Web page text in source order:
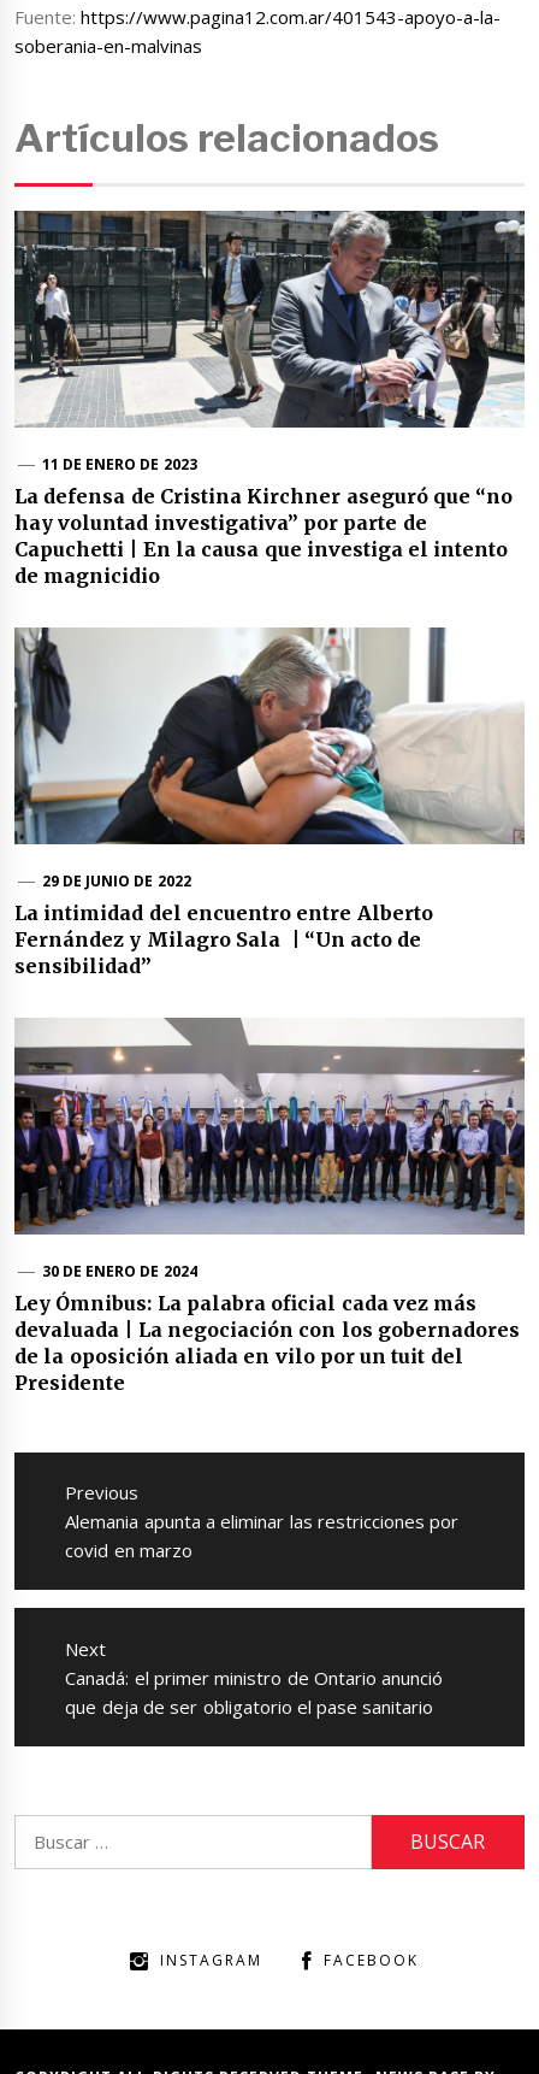
Fuente:https://www.pagina12.com.ar/401543-apoyo-a-la-
soberania-en-malvinas
Artículos relacionados
11 DE ENERO DE 2023
La defensa de Cristina Kirchner aseguró que “no
hay voluntad investigativa” por parte de
Capuchetti | En la causa que investiga el intento
de magnicidio
29 DE JUNIO DE 2022
La intimidad del encuentro entre Alberto
Fernández y Milagro Sala | “Un acto de
sensibilidad”
30 DE ENERO DE 2024
Ley Ómnibus: La palabra oficial cada vez más
devaluada | La negociación con los gobernadores
de la oposición aliada en vilo por un tuit del
Presidente
Navegación
entradas
Previous
Previous
post:
Alemania apunta a eliminar las restricciones por
covid en marzo
Next
Next
post:
Canadá: el primer ministro de Ontario anunció
que deja de ser obligatorio el pase sanitario
INSTAGRAM FACEBOOK